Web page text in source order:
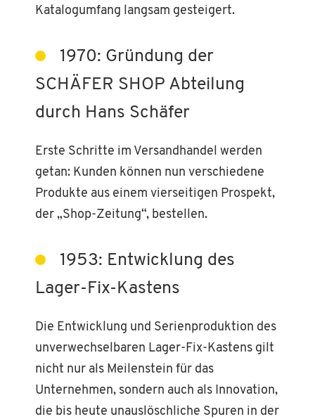
Katalogumfang langsam gesteigert.
1970: Gründung der
SCHÄFER SHOP Abteilung
durch Hans Schäfer
Erste Schritte im Versandhandel werden
getan: Kunden können nun verschiedene
Produkte aus einem vierseitigen Prospekt,
der „Shop-Zeitung“, bestellen.
1953: Entwicklung des
Lager-Fix-Kastens
Die Entwicklung und Serienproduktion des
unverwechselbaren Lager-Fix-Kastens gilt
nicht nur als Meilenstein für das
Unternehmen, sondern auch als Innovation,
die bis heute unauslöschliche Spuren in der